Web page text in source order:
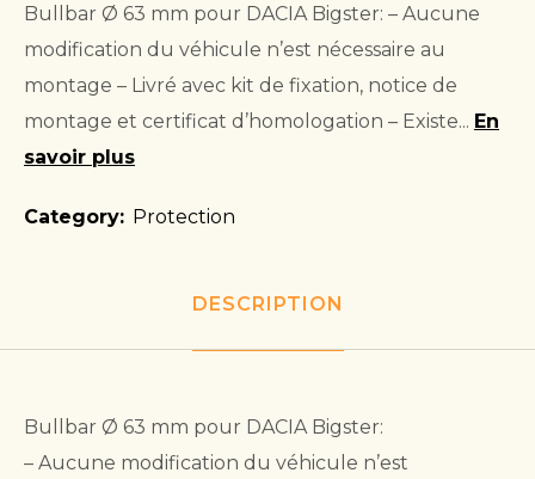
Bullbar Ø 63 mm pour DACIA Bigster: – Aucune
modification du véhicule n’est nécessaire au
montage – Livré avec kit de fixation, notice de
montage et certificat d’homologation – Existe... En
savoir plus
Category: Protection
DESCRIPTION
Bullbar Ø 63 mm pour DACIA Bigster:
– Aucune modification du véhicule n’est